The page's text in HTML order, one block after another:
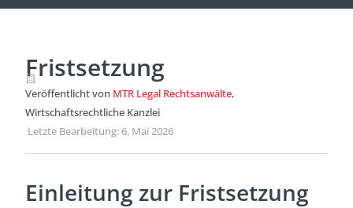
Fristsetzung
Veröffentlicht von MTR Legal Rechtsanwälte,
Wirtschaftsrechtliche Kanzlei
·Letzte Bearbeitung: 6. Mai 2026
Einleitung zur Fristsetzung